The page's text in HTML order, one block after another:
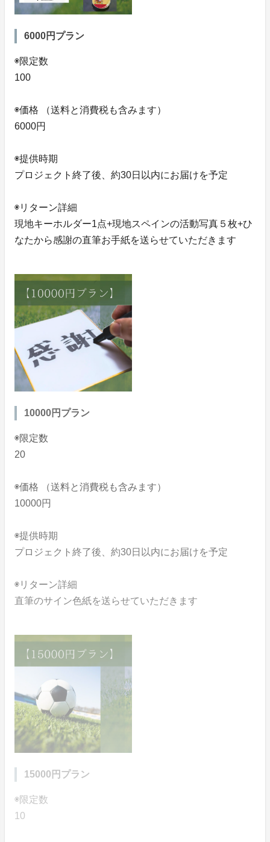
6000円プラン
◉限定数
100
◉価格 （送料と消費税も含みます）
6000円
◉提供時期
プロジェクト終了後、約30日以内にお届けを予定
◉リターン詳細
現地キーホルダー1点+現地スペインの活動写真５枚+ひ
なたから感謝の直筆お手紙を送らせていただきます
10000円プラン
◉限定数
20
◉価格 （送料と消費税も含みます）
10000円
◉提供時期
プロジェクト終了後、約30日以内にお届けを予定
◉リターン詳細
直筆のサイン色紙を送らせていただきます
15000円プラン
◉限定数
10